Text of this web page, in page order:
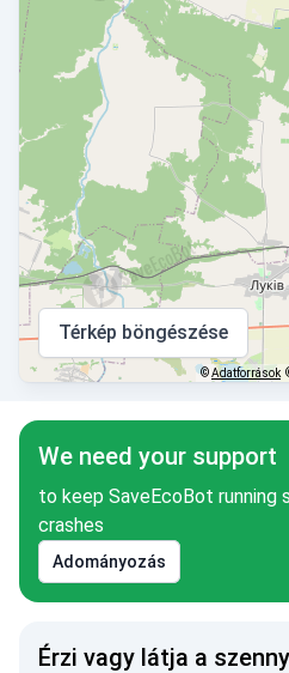
Térkép böngészése
©Adatforrások
We need your support
to keep SaveEcoBot running
crashes
Adományozás
Érzi vagy látja a